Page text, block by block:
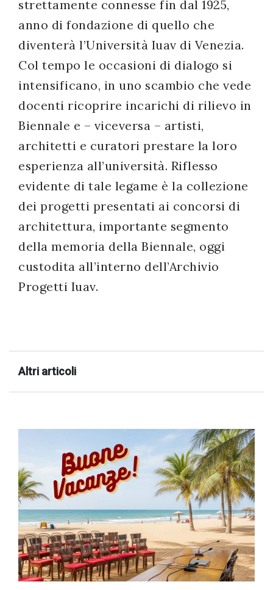
strettamente connesse fin dal 1925,
anno di fondazione di quello che
diventerà l’Università Iuav di Venezia.
Col tempo le occasioni di dialogo si
intensificano, in uno scambio che vede
docenti ricoprire incarichi di rilievo in
Biennale e – viceversa – artisti,
architetti e curatori prestare la loro
esperienza all’università. Riflesso
evidente di tale legame è la collezione
dei progetti presentati ai concorsi di
architettura, importante segmento
della memoria della Biennale, oggi
custodita all’interno dell’Archivio
Progetti Iuav.
Altri articoli